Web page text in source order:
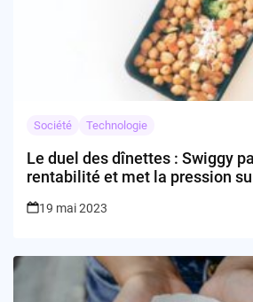
Société Technologie
Le duel des dînettes : Swiggy
rentabilité et met la pression
19 mai 2023